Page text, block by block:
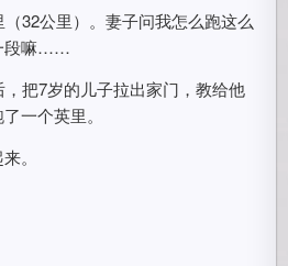
32公里）。妻子问我怎么跑这么
段嘛……
把7岁的儿子拉出家门，教给他
一个英里。
。